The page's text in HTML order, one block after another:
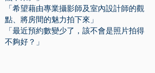
「希望藉由專業攝影師及室內設計師的觀
點、將房間的魅力拍下來」
「最近預約數變少了，該不會是照片拍得
不夠好？」